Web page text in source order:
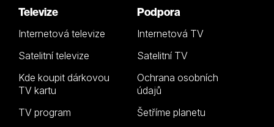
Televize
Internetová televize
Satelitní televize
Kde koupit dárkovou
TV kartu
TV program
Podpora
Internetová TV
Satelitní TV
Ochrana osobních
údajů
Šetříme planetu